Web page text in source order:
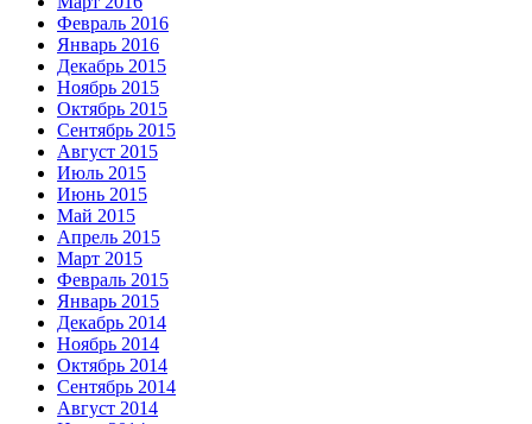
Февраль 2016
Январь 2016
Декабрь 2015
Ноябрь 2015
Октябрь 2015
Сентябрь 2015
Август 2015
Июль 2015
Июнь 2015
Май 2015
Апрель 2015
Март 2015
Февраль 2015
Январь 2015
Декабрь 2014
Ноябрь 2014
Октябрь 2014
Сентябрь 2014
Август 2014